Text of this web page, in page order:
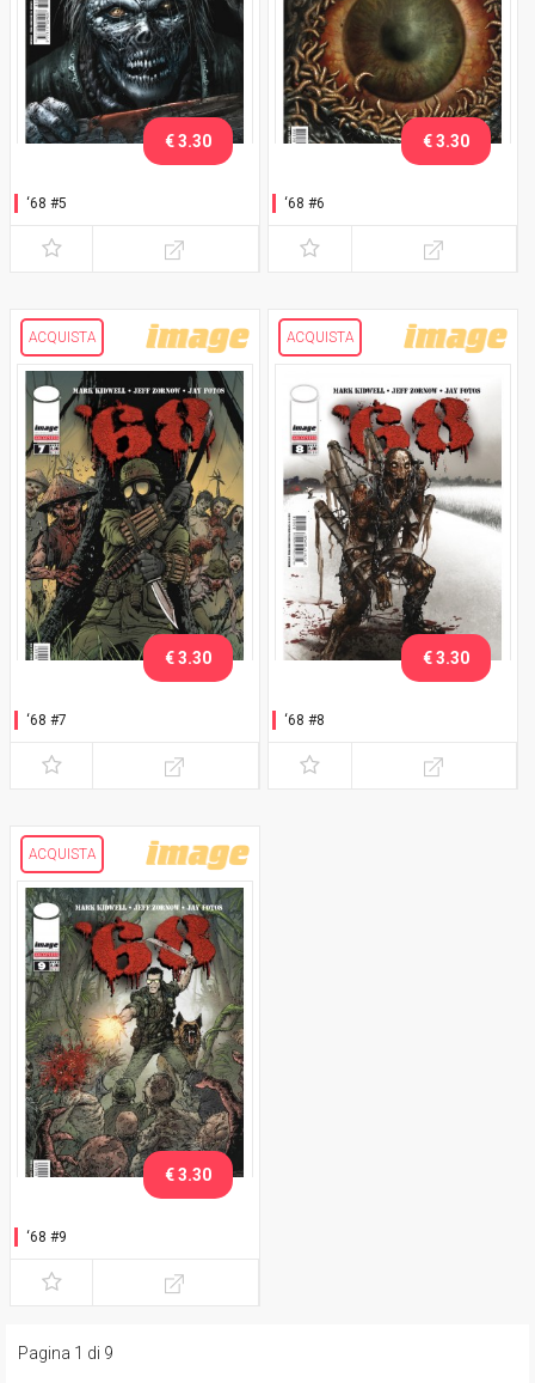
‘68 #5
€ 3.30
‘68 #6
€ 3.30
ACQUISTA
‘68 #7
€ 3.30
ACQUISTA
‘68 #8
€ 3.30
ACQUISTA
‘68 #9
€ 3.30
Pagina 1 di 9